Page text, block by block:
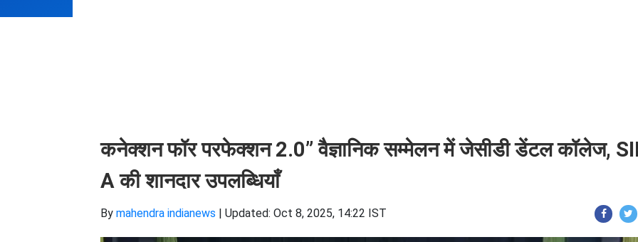
कनेक्शन फॉर परफेक्शन 2.0” वैज्ञानिक सम्मेलन में जेसीडी डेंटल कॉलेज,
A की शानदार उपलब्धियाँ
By mahendra indianews | Updated: Oct 8, 2025, 14:22 IST